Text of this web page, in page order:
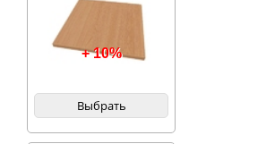
+ 10%
Выбрать